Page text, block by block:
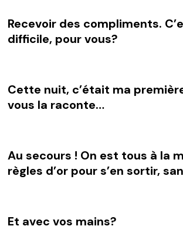
Recevoir des compliments.
difficile, pour vous?
Cette nuit, c’était ma
vous la raconte…
Au secours ! On est tous à la
règles d’or pour s’en sortir,
Et avec vos mains?